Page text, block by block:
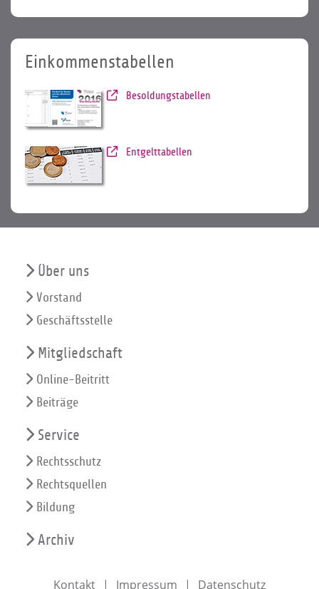
Einkommenstabellen
Besoldungstabellen
Entgelttabellen
Über uns
Vorstand
Geschäftsstelle
Mitgliedschaft
Online-Beitritt
Beiträge
Service
Rechtsschutz
Rechtsquellen
Bildung
Archiv
Kontakt Impressum Datenschutz